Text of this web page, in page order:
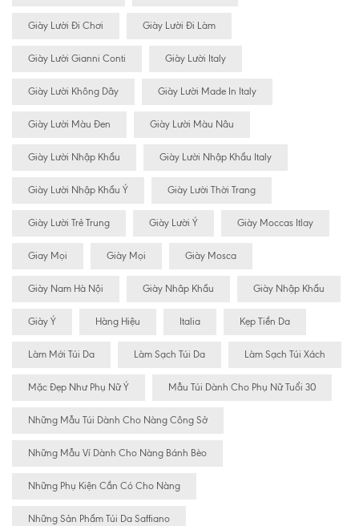
Giày Lười Đi Chơi Giày Lười Đi Làm
Giày Lười Gianni Conti Giày Lười Italy
Giày Lười Không Dây Giày Lười Made In Italy
Giày Lười Màu Đen Giày Lười Màu Nâu
Giày Lười Nhập Khẩu Giày Lười Nhập Khẩu Italy
Giày Lười Nhập Khẩu Ý Giày Lười Thời Trang
Giày Lười Trẻ Trung Giày Lười Ý Giày Moccas Itlay
Giay Mọi Giày Mọi Giày Mosca
Giày Nam Hà Nội Giày Nhâp Khẩu Giày Nhập Khẩu
Giày Ý Hàng Hiệu Italia Kẹp Tiền Da
Làm Mới Túi Da Làm Sạch Túi Da Làm Sạch Túi Xách
Mặc Đẹp Như Phụ Nữ Ý Mẫu Túi Dành Cho Phụ Nữ Tuổi 30
Những Mẫu Túi Dành Cho Nàng Công Sở
Những Mẫu Ví Dành Cho Nàng Bánh Bèo
Những Phụ Kiện Cần Có Cho Nàng
Những Sản Phẩm Túi Da Saffiano